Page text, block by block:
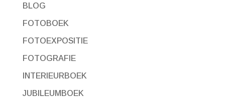
BLOG
FOTOBOEK
FOTOEXPOSITIE
FOTOGRAFIE
INTERIEURBOEK
JUBILEUMBOEK